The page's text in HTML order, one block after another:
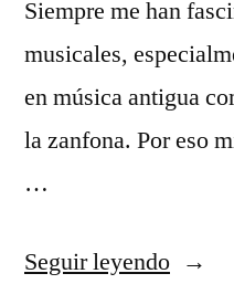
Siempre me han
musicales,
en música antigua
la zanfona. Por eso
…
Seguir leyendo